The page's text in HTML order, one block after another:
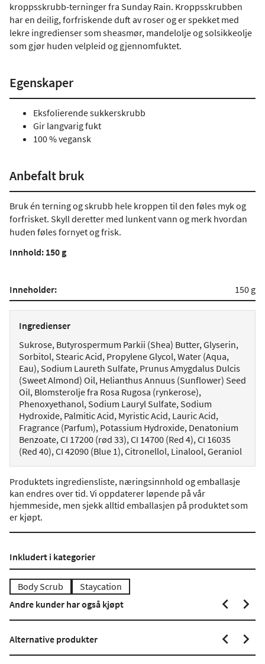
kroppsskrubb-terninger fra Sunday Rain. Kroppsskrubben
har en deilig, forfriskende duft av roser og er spekket med
lekre ingredienser som sheasmør, mandelolje og solsikkeolje
som gjør huden velpleid og gjennomfuktet.
Egenskaper
Eksfolierende sukkerskrubb
Gir langvarig fukt
100 % vegansk
Anbefalt bruk
Bruk én terning og skrubb hele kroppen til den føles myk og
forfrisket. Skyll deretter med lunkent vann og merk hvordan
huden føles fornyet og frisk.
Innhold: 150 g
Inneholder: 150 g
Ingredienser
Sukrose, Butyrospermum Parkii (Shea) Butter, Glyserin,
Sorbitol, Stearic Acid, Propylene Glycol, Water (Aqua,
Eau), Sodium Laureth Sulfate, Prunus Amygdalus Dulcis
(Sweet Almond) Oil, Helianthus Annuus (Sunflower) Seed
Oil, Blomsterolje fra Rosa Rugosa (rynkerose),
Phenoxyethanol, Sodium Lauryl Sulfate, Sodium
Hydroxide, Palmitic Acid, Myristic Acid, Lauric Acid,
Fragrance (Parfum), Potassium Hydroxide, Denatonium
Benzoate, CI 17200 (rød 33), CI 14700 (Red 4), CI 16035
(Red 40), CI 42090 (Blue 1), Citronellol, Linalool, Geraniol
Produktets ingrediensliste, næringsinnhold og emballasje
kan endres over tid. Vi oppdaterer løpende på vår
hjemmeside, men sjekk alltid emballasjen på produktet som
er kjøpt.
Inkludert i kategorier
Body Scrub
Staycation
Andre kunder har også kjøpt
Alternative produkter